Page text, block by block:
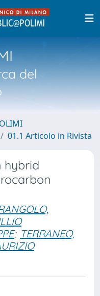
del
01.1 Articolo in Rivista
hybrid
; TERRANEO,